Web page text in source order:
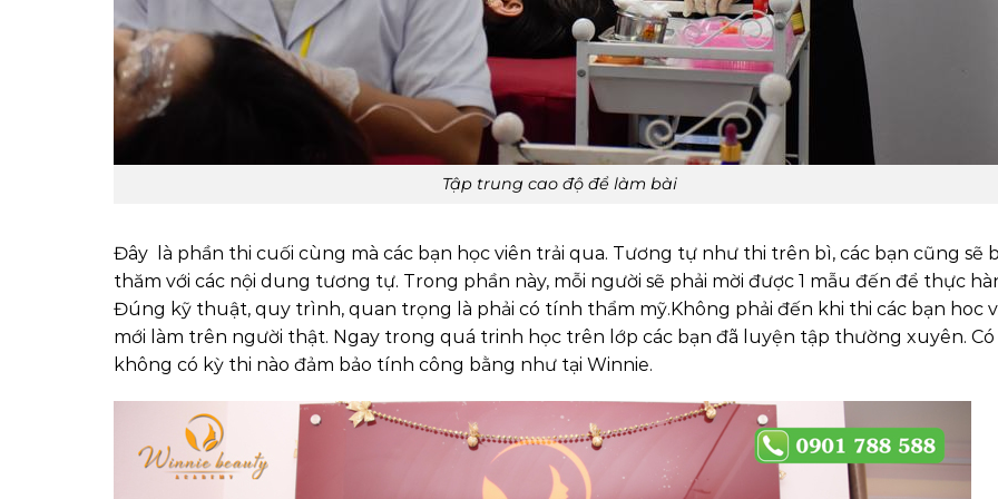
Tập trung cao độ để làm bài
Đây là phần thi cuối cùng mà các bạn học viên trải qua. Tương tự như thi trên bì, các bạn cũng sẽ
thăm với các nội dung tương tự. Trong phần này, mỗi người sẽ phải mời được 1 mẫu đến để thực
Đúng kỹ thuật, quy trình, quan trọng là phải có tính thẩm mỹ.Không phải đến khi thi các bạn hoc
mới làm trên người thật. Ngay trong quá trinh học trên lớp các bạn đã luyện tập thường xuyên. Có
không có kỳ thi nào đảm bảo tính công bằng như tại Winnie.